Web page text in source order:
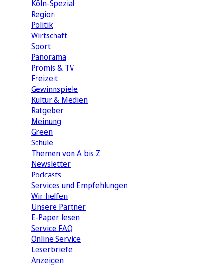
Köln-Spezial
Region
Politik
Wirtschaft
Sport
Panorama
Promis & TV
Freizeit
Gewinnspiele
Kultur & Medien
Ratgeber
Meinung
Green
Schule
Themen von A bis Z
Newsletter
Podcasts
Services und Empfehlungen
Wir helfen
Unsere Partner
E-Paper lesen
Service FAQ
Online Service
Leserbriefe
Anzeigen